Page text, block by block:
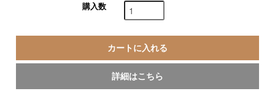
購入数
詳細はこちら